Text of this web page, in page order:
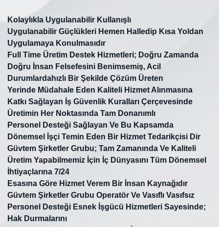
Kolaylıkla Uygulanabilir Kullanışlı
Uygulanabilir Güçlükleri Hemen Halledip Kısa Yoldan
Uygulamaya Konulmasıdır
Full Time Üretim Destek Hizmetleri; Doğru Zamanda
Doğru İnsan Felsefesini Benimsemiş, Acil
Durumlardahızlı Bir Şekilde Çözüm Üreten
Yerinde Müdahale Eden Kaliteli Hizmet Alınmasına
Katkı Sağlayan İş Güvenlik Kuralları Çerçevesinde
Üretimin Her Noktasında Tam Donanımlı
Personel Desteği Sağlayan Ve Bu Kapsamda
Dönemsel İşçi Temin Eden Bir Hizmet Tedarikçisi Dir
Güvtem Şirketler Grubu; Tam Zamanında Ve Kaliteli
Üretim Yapabilmemiz İçin İç Dünyasını Tüm Dönemsel
İhtiyaçlarına 7/24
Esasına Göre Hizmet Verem Bir İnsan Kaynağıdır
Güvtem Şirketler Grubu Operatör Ve Vasıflı Vasıfsız
Personel Desteği Esnek İşgücü Hizmetleri Sayesinde;
Hak Durmalarını